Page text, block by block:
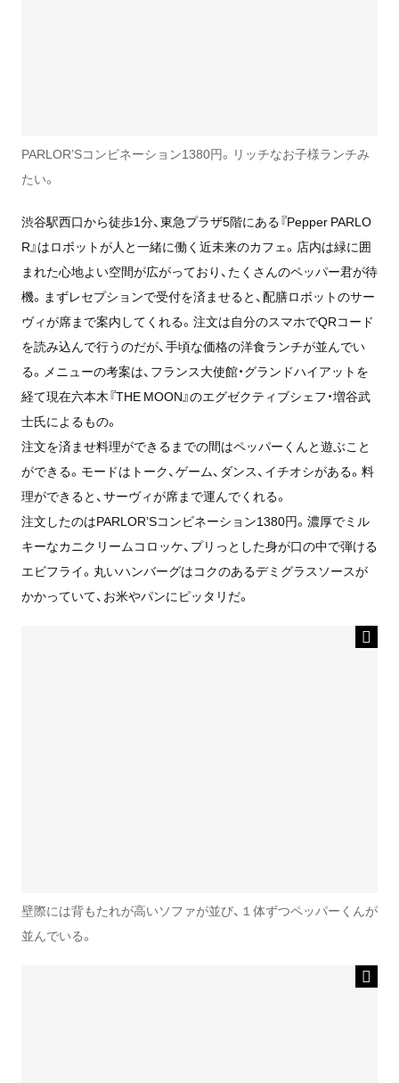
PARLOR’Sコンビネーション1380円。リッチなお子様ランチみ
たい。
渋谷駅西口から徒歩1分、東急プラザ5階にある『Pepper PARLO
R』はロボットが人と一緒に働く近未来のカフェ。店内は緑に囲
まれた心地よい空間が広がっており、たくさんのペッパー君が待
機。まずレセプションで受付を済ませると、配膳ロボットのサー
ヴィが席まで案内してくれる。注文は自分のスマホでQRコード
を読み込んで行うのだが、手頃な価格の洋食ランチが並んでい
る。メニューの考案は、フランス大使館・グランドハイアットを
経て現在六本木『THE MOON』のエグゼクティブシェフ・増谷武
士氏によるもの。
注文を済ませ料理ができるまでの間はペッパーくんと遊ぶこと
ができる。モードはトーク、ゲーム、ダンス、イチオシがある。料
理ができると、サーヴィが席まで運んでくれる。
注文したのはPARLOR’Sコンビネーション1380円。濃厚でミル
キーなカニクリームコロッケ、プリっとした身が口の中で弾ける
エビフライ。丸いハンバーグはコクのあるデミグラスソースが
かかっていて、お米やパンにピッタリだ。
壁際には背もたれが高いソファが並び、１体ずつペッパーくんが
並んでいる。